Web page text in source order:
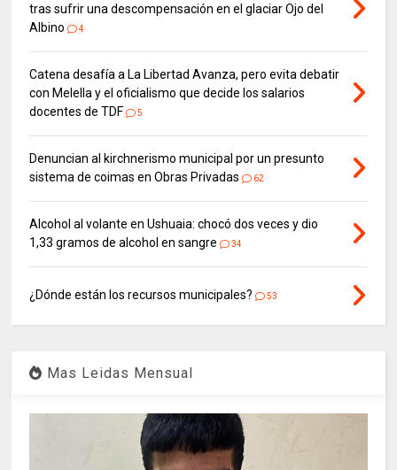
tras sufrir una descompensación en el glaciar Ojo del
Albino
4
Catena desafía a La Libertad Avanza, pero evita debatir
con Melella y el oficialismo que decide los salarios
docentes de TDF
5
Denuncian al kirchnerismo municipal por un presunto
sistema de coimas en Obras Privadas
62
Alcohol al volante en Ushuaia: chocó dos veces y dio
1,33 gramos de alcohol en sangre
34
¿Dónde están los recursos municipales? 53
Mas Leidas Mensual